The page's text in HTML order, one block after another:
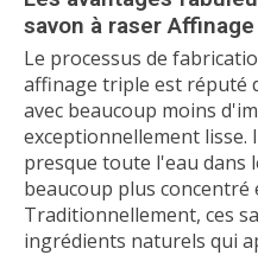
savon à raser
Le processus de
affinage triple est réputé
avec beaucoup moins
exceptionnellement lisse.
presque toute l'eau dans
beaucoup plus concentré
Traditionnellement, ces
ingrédients naturels qui